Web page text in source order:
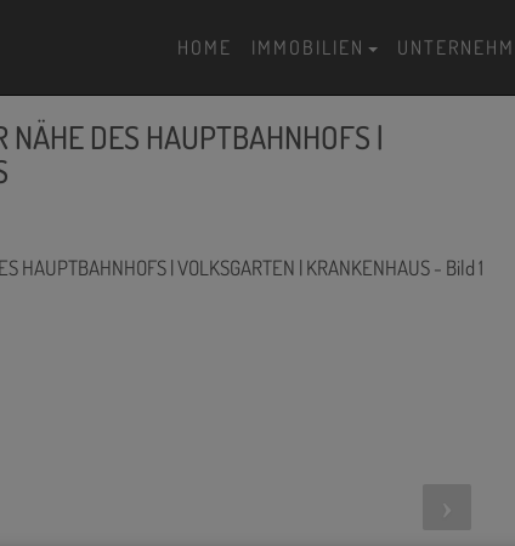
HOME IMMOBILIEN
NÄHE DES HAUPTBAHNHOFS |